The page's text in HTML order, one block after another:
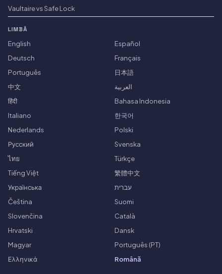
Vaultaire vs Safe Lock
LIMBĂ
English
Español
Deutsch
Français
Português
日本語
中文
العربية
हिंदी
Bahasa Indonesia
Italiano
한국어
Nederlands
Polski
Русский
Svenska
ไทย
Türkçe
Tiếng Việt
繁體中文
Українська
עברית
Čeština
Suomi
Slovenčina
Català
Hrvatski
Dansk
Magyar
Português (PT)
Ελληνικά
Română